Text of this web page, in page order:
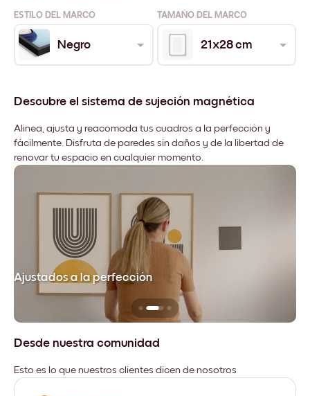
ESTILO DEL MARCO TAMAÑO DEL MARCO
Negro 21x28 cm
Descubre el sistema de sujeción magnética
Alinea, ajusta y reacomoda tus cuadros a la perfección y
fácilmente. Disfruta de paredes sin daños y de la libertad de
renovar tu espacio en cualquier momento.
Ajustados a la perfección
Desde nuestra comunidad
Esto es lo que nuestros clientes dicen de nosotros